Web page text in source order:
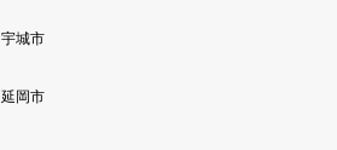
宇城市
延岡市